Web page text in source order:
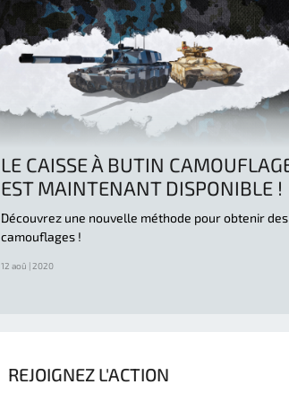
LE CAISSE À BUTIN
EST MAINTENANT DISPONIBLE !
Découvrez une nouvelle méthode pour obtenir des
camouflages !
12 aoû | 2020
REJOIGNEZ L'ACTION